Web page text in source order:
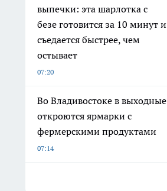
выпечки: эта шарлотка с
безе готовится за 10 минут и
съедается быстрее, чем
остывает
07:20
Во Владивостоке в выходные
откроются ярмарки с
фермерскими продуктами
07:14